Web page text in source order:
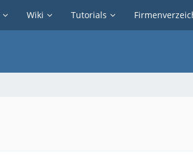
Wiki Tutorials